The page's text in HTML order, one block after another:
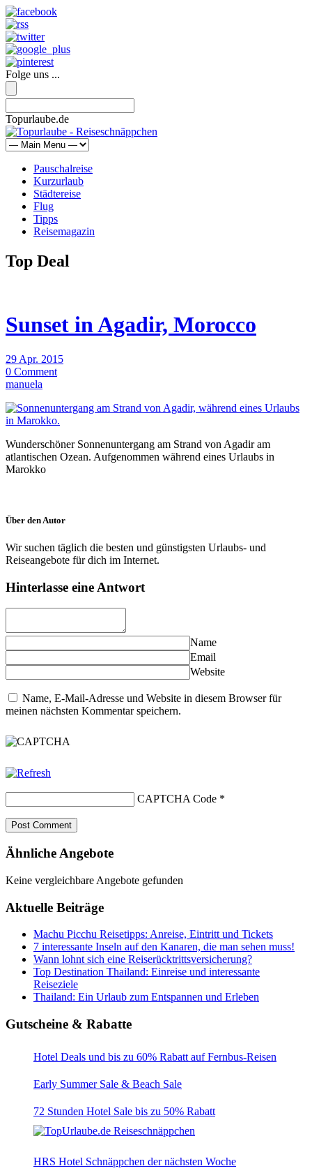
Folge uns ...
Topurlaube.de
Pauschalreise
Kurzurlaub
Städtereise
Flug
Tipps
Reisemagazin
Top Deal
Sunset in Agadir, Morocco
29 Apr. 2015
0 Comment
manuela
Wunderschöner Sonnenuntergang am Strand von Agadir am
atlantischen Ozean. Aufgenommen während eines Urlaubs in
Marokko
Über den Autor
Wir suchen täglich die besten und günstigsten Urlaubs- und
Reiseangebote für dich im Internet.
Hinterlasse eine Antwort
Name
Email
Website
Name, E-Mail-Adresse und Website in diesem Browser für
meinen nächsten Kommentar speichern.
CAPTCHA Code *
Ähnliche Angebote
Keine vergleichbare Angebote gefunden
Aktuelle Beiträge
Machu Picchu Reisetipps: Anreise, Eintritt und Tickets
7 interessante Inseln auf den Kanaren, die man sehen muss!
Wann lohnt sich eine Reiserücktrittsversicherung?
Top Destination Thailand: Einreise und interessante
Reiseziele
Thailand: Ein Urlaub zum Entspannen und Erleben
Gutscheine & Rabatte
Hotel Deals und bis zu 60% Rabatt auf Fernbus-Reisen
Early Summer Sale & Beach Sale
72 Stunden Hotel Sale bis zu 50% Rabatt
HRS Hotel Schnäppchen der nächsten Woche